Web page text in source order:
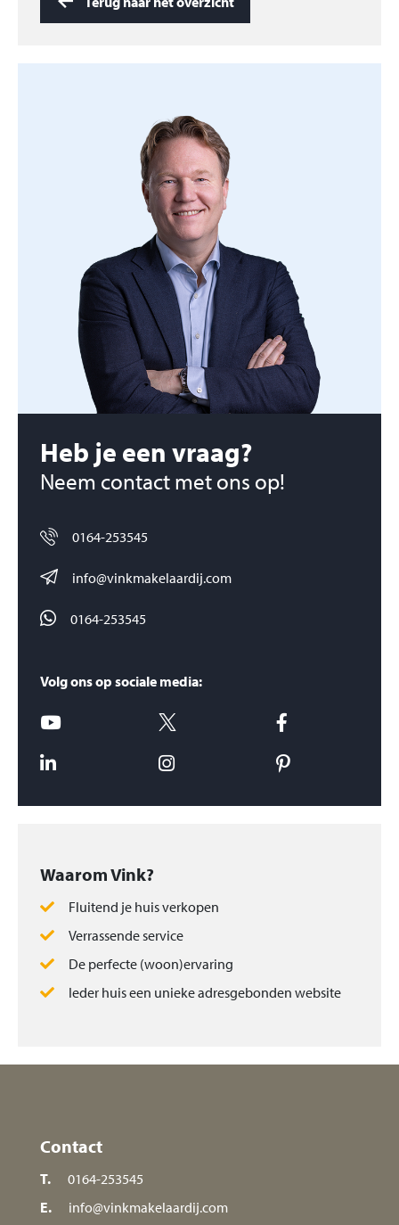
Vrijstaande houten schuur/berging v.v. betontegels
En wil je je eigen huis verkopen? Dan helpen wij je
ook graag. Neem dan contact op voor een vrijblijvend
oriënterend gesprek.
Heb je een vraag?
Neem contact met ons op!
0164-253545
info@vinkmakelaardij.com
0164-253545
Volg ons op sociale media:
Waarom Vink?
Fluitend je huis verkopen
Verrassende service
De perfecte (woon)ervaring
Ieder huis een unieke adresgebonden website
Contact
T.
0164-253545
E.
info@vinkmakelaardij.com